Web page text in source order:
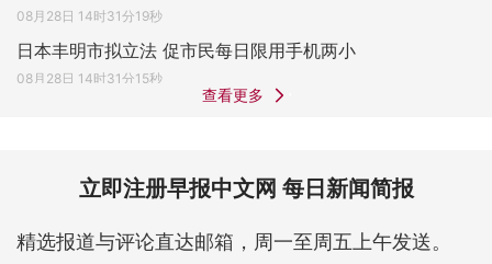
08月28日 14时31分19秒
日本丰明市拟立法 促市民每日限用手机两小
08月28日 14时31分15秒
查看更多
立即注册早报中文网 每日新闻简报
精选报道与评论直达邮箱，周一至周五上午发送。